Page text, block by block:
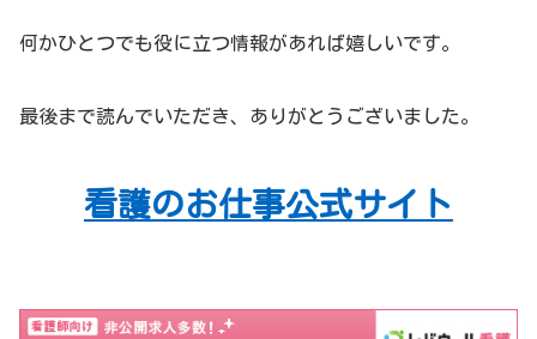
何かひとつでも役に立つ情報があれば嬉しいです。
最後まで読んでいただき、ありがとうございました。
看護のお仕事公式サイト